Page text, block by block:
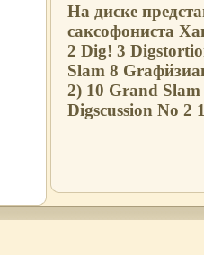
На диске
саксофониста
2 Dig! 3
Slam 8
2) 10 Grand
Digscussion No 2